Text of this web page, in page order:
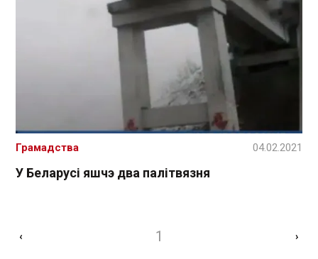
У Беларусі яшчэ два палітвязня
Грамадства 04.02.2021
‹ 1 ›